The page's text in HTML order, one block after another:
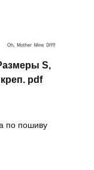
S,
pdf
по пошиву